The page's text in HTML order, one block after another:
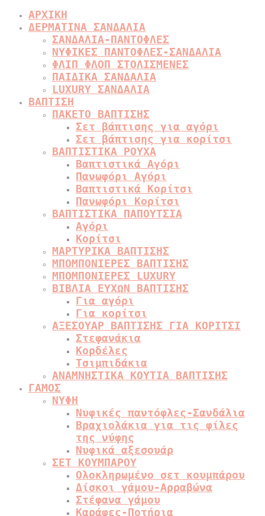
ΑΡΧΙΚΗ
ΔΕΡΜΑΤΙΝΑ ΣΑΝΔΑΛΙΑ
ΣΑΝΔΑΛΙΑ-ΠΑΝΤΟΦΛΕΣ
ΝΥΦΙΚΕΣ ΠΑΝΤΟΦΛΕΣ-ΣΑΝΔΑΛΙΑ
ΦΛΙΠ ΦΛΟΠ ΣΤΟΛΙΣΜΕΝΕΣ
ΠΑΙΔΙΚΑ ΣΑΝΔΑΛΙΑ
LUXURY ΣΑΝΔΑΛΙΑ
ΒΑΠΤΙΣΗ
ΠΑΚΕΤΟ ΒΑΠΤΙΣΗΣ
Σετ βάπτισης για αγόρι
Σετ βάπτισης για κορίτσι
ΒΑΠΤΙΣΤΙΚΑ ΡΟΥΧΑ
Βαπτιστικά Αγόρι
Πανωφόρι Αγόρι
Βαπτιστικά Κορίτσι
Πανωφόρι Κορίτσι
ΒΑΠΤΙΣΤΙΚΑ ΠΑΠΟΥΤΣΙΑ
Αγόρι
Κορίτσι
ΜΑΡΤΥΡΙΚΑ ΒΑΠΤΙΣΗΣ
ΜΠΟΜΠΟΝΙΕΡΕΣ ΒΑΠΤΙΣΗΣ
ΜΠΟΜΠΟΝΙΕΡΕΣ LUXURY
ΒΙΒΛΙΑ ΕΥΧΩΝ ΒΑΠΤΙΣΗΣ
Για αγόρι
Για κορίτσι
ΑΞΕΣΟΥΑΡ ΒΑΠΤΙΣΗΣ ΓΙΑ ΚΟΡΙΤΣΙ
Στεφανάκια
Κορδέλες
Τσιμπιδάκια
ΑΝΑΜΝΗΣΤΙΚΑ ΚΟΥΤΙΑ ΒΑΠΤΙΣΗΣ
ΓΑΜΟΣ
ΝΥΦΗ
Νυφικές παντόφλες-Σανδάλια
Βραχιολάκια για τις φίλες
της νύφης
Νυφικά αξεσουάρ
ΣΕΤ ΚΟΥΜΠΑΡΟΥ
Ολοκληρωμένο σετ κουμπάρου
Δίσκοι γάμου-Αρραβώνα
Στέφανα γάμου
Καράφες-Ποτήρια